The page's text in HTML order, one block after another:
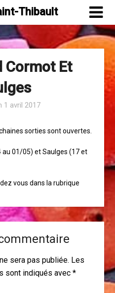
Thibault
Cormot Et
1 avril 2017
sorties sont ouvertes.
au 01/05) et Saulges (17 et
vous dans la rubrique
sera pas publiée. Les
sont indiqués avec *